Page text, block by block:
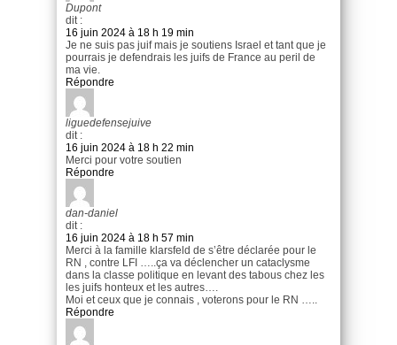
Dupont
dit :
16 juin 2024 à 18 h 19 min
Je ne suis pas juif mais je soutiens Israel et tant que je
pourrais je defendrais les juifs de France au peril de
ma vie.
Répondre
liguedefensejuive
dit :
16 juin 2024 à 18 h 22 min
Merci pour votre soutien
Répondre
dan-daniel
dit :
16 juin 2024 à 18 h 57 min
Merci à la famille klarsfeld de s’être déclarée pour le
RN , contre LFI …..ça va déclencher un cataclysme
dans la classe politique en levant des tabous chez les
les juifs honteux et les autres….
Moi et ceux que je connais , voterons pour le RN …..
Répondre